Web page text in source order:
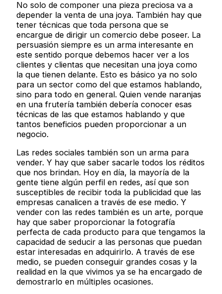
No solo de componer una pieza preciosa va a
depender la venta de una joya. También hay que
tener técnicas que toda persona que se
encargue de dirigir un comercio debe poseer. La
persuasión siempre es un arma interesante en
este sentido porque debemos hacer ver a los
clientes y clientas que necesitan una joya como
la que tienen delante. Esto es básico ya no solo
para un sector como del que estamos hablando,
sino para todo en general. Quien vende naranjas
en una frutería también debería conocer esas
técnicas de las que estamos hablando y que
tantos beneficios pueden proporcionar a un
negocio.
Las redes sociales también son un arma para
vender. Y hay que saber sacarle todos los réditos
que nos brindan. Hoy en día, la mayoría de la
gente tiene algún perfil en redes, así que son
susceptibles de recibir toda la publicidad que las
empresas canalicen a través de ese medio. Y
vender con las redes también es un arte, porque
hay que saber proporcionar la fotografía
perfecta de cada producto para que tengamos la
capacidad de seducir a las personas que puedan
estar interesadas en adquirirlo. A través de ese
medio, se pueden conseguir grandes cosas y la
realidad en la que vivimos ya se ha encargado de
demostrarlo en múltiples ocasiones.